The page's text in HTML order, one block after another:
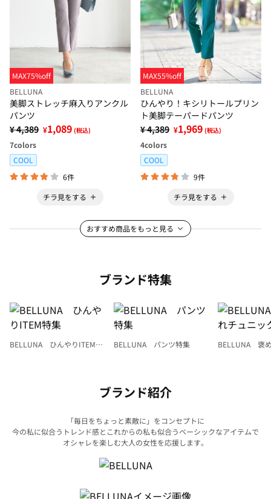
MAX75%off
BELLUNA
美脚ストレッチ麻入りアンクル
パンツ
¥ 4,389 ¥1,089 (税込)
7colors
COOL
6件
チラ見をする
MAX55%off
BELLUNA
ひんやり！キシリトールプリン
ト美脚テーパードパンツ
¥ 4,389 ¥1,969 (税込)
4colors
COOL
9件
チラ見をする
おすすめ商品をもっと見る
ブランド特集
BELLUNA ひんやりITEM特
BELLUNA パンツ特集
BELLUNA 褒
ブランド紹介
「毎日をちょっと素敵に」をコンセプトに
今の私に似合うトレンド感とこれからの私も似合うベーシックなアイテムで
オシャレを楽しむ大人の女性を応援します。